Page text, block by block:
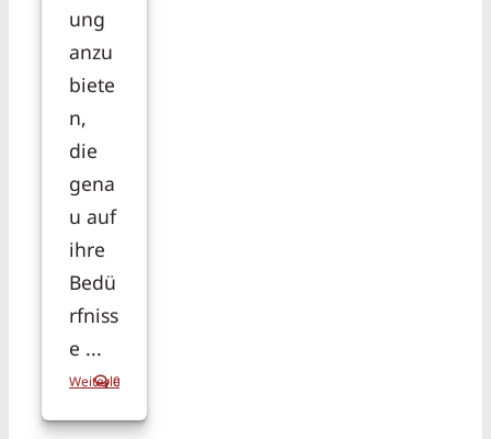
ung
anzu
biete
n,
die
gena
u auf
ihre
Bedü
rfniss
e ...
Weiterlesen
0